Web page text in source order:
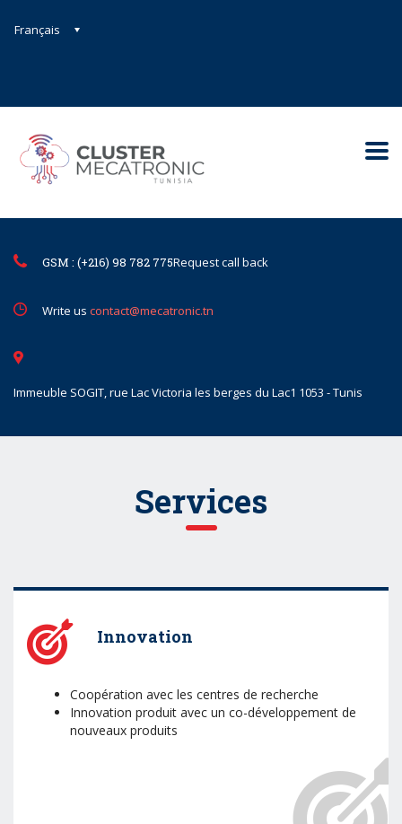
Français
GSM : (+216) 98 782 775Request call back
Write us contact@mecatronic.tn
Immeuble SOGIT, rue Lac Victoria les berges du Lac1 1053 - Tunis
Services
Innovation
Coopération avec les centres de recherche
Innovation produit avec un co-développement de
nouveaux produits